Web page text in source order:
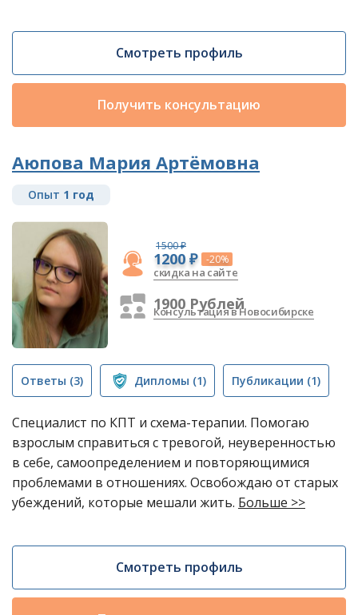
Смотреть профиль
Получить консультацию
Аюпова Мария Артёмовна
Опыт 1 год
1500 ₽
1200 ₽ -20%
скидка на сайте
1900 Рублей
Консультация в Новосибирске
Ответы (3) Дипломы (1) Публикации (1)
Специалист по КПТ и схема-терапии. Помогаю
взрослым справиться с тревогой, неуверенностью
в себе, самоопределением и повторяющимися
проблемами в отношениях. Освобождаю от старых
убеждений, которые мешали жить. Больше >>
Смотреть профиль